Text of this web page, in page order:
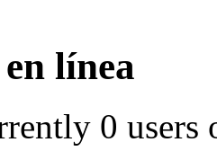
línea
0 users